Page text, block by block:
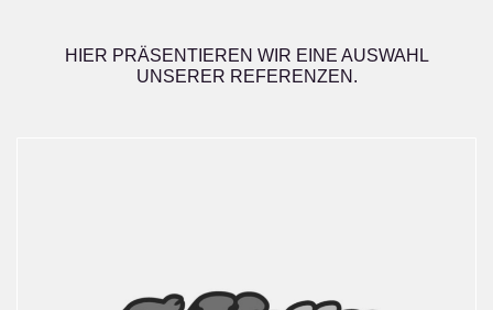
HIER PRÄSENTIEREN WIR EINE AUSWAHL
UNSERER REFERENZEN.